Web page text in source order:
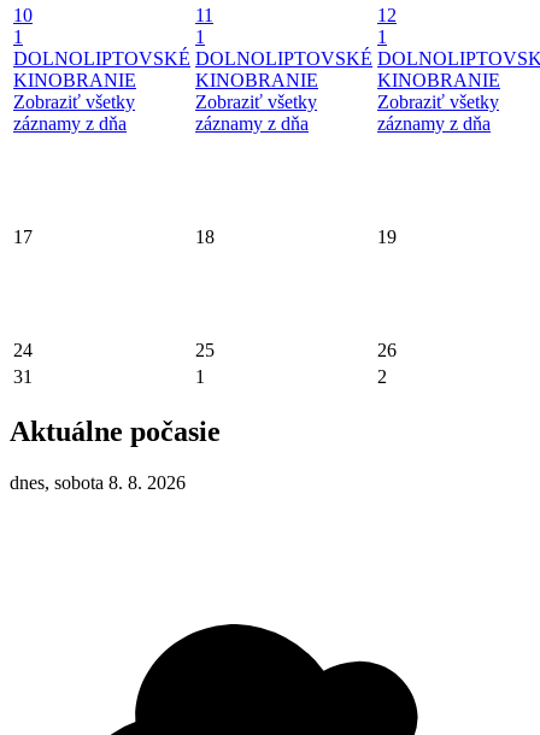
10
1
DOLNOLIPTOVSKÉ
KINOBRANIE
Zobraziť všetky
záznamy z dňa
11
1
DOLNOLIPTOVSKÉ
KINOBRANIE
Zobraziť všetky
záznamy z dňa
12
1
KINOBRANIE
Zobraziť všetky
záznamy z dňa
17 18 19
24 25
26
31
1 2
Aktuálne počasie
dnes, sobota 8. 8. 2026